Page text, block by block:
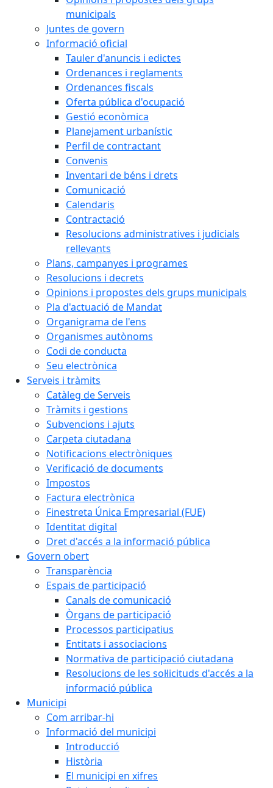
municipals
Juntes de govern
Informació oficial
Tauler d'anuncis i edictes
Ordenances i reglaments
Ordenances fiscals
Oferta pública d'ocupació
Gestió econòmica
Planejament urbanístic
Perfil de contractant
Convenis
Inventari de béns i drets
Comunicació
Calendaris
Contractació
Resolucions administratives i judicials
rellevants
Plans, campanyes i programes
Resolucions i decrets
Opinions i propostes dels grups municipals
Pla d'actuació de Mandat
Organigrama de l'ens
Organismes autònoms
Codi de conducta
Seu electrònica
Serveis i tràmits
Catàleg de Serveis
Tràmits i gestions
Subvencions i ajuts
Carpeta ciutadana
Notificacions electròniques
Verificació de documents
Impostos
Factura electrònica
Finestreta Única Empresarial (FUE)
Identitat digital
Dret d'accés a la informació pública
Govern obert
Transparència
Espais de participació
Canals de comunicació
Òrgans de participació
Processos participatius
Entitats i associacions
Normativa de participació ciutadana
Resolucions de les sol·licituds d'accés a la
informació pública
Municipi
Com arribar-hi
Informació del municipi
Introducció
Història
El municipi en xifres